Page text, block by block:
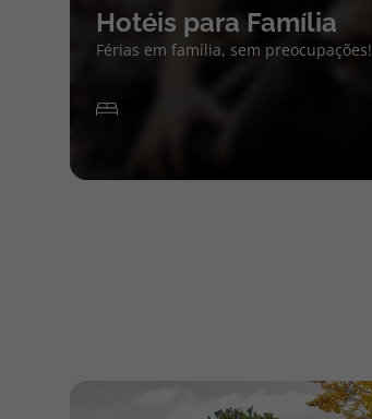
Hotéis para Família
Férias em família, sem preocupações!